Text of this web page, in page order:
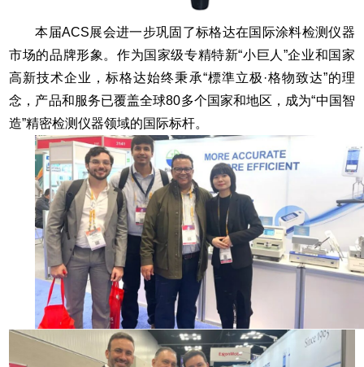
本届ACS展会进一步巩固了标格达在国际涂料检测仪器
市场的品牌形象。作为国家级专精特新“小巨人”企业和国家
高新技术企业，标格达始终秉承“標準立极·格物致达”的理
念，产品和服务已覆盖全球80多个国家和地区，成为“中国智
造”精密检测仪器领域的国际标杆。